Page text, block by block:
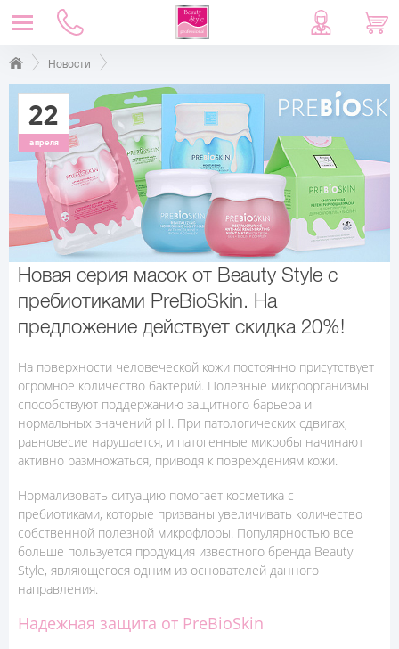
Новости
22
апреля
Новая серия масок от Beauty Style с
пребиотиками PreBioSkin. На
предложение действует скидка 20%!
На поверхности человеческой кожи постоянно присутствует
огромное количество бактерий. Полезные микроорганизмы
способствуют поддержанию защитного барьера и
нормальных значений pH. При патологических сдвигах,
равновесие нарушается, и патогенные микробы начинают
активно размножаться, приводя к повреждениям кожи.
Нормализовать ситуацию помогает косметика с
пребиотиками, которые призваны увеличивать количество
собственной полезной микрофлоры. Популярностью все
больше пользуется продукция известного бренда Beauty
Style, являющегося одним из основателей данного
направления.
Надежная защита от PreBioSkin